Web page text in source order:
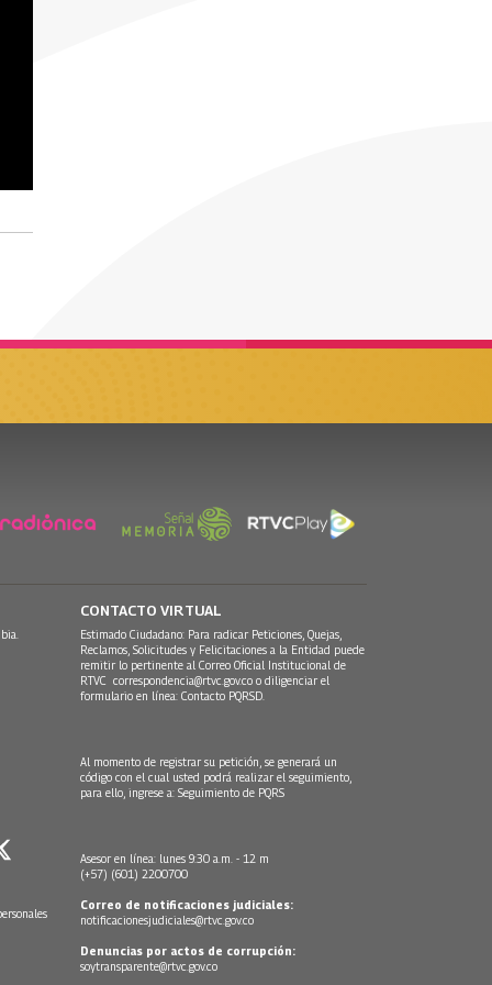
CONTACTO VIRTUAL
Estimado Ciudadano: Para radicar Peticiones, Quejas,
Reclamos, Solicitudes y Felicitaciones a la Entidad puede
remitir lo pertinente al Correo Oficial Institucional de
RTVC correspondencia@rtvc.gov.co o diligenciar el
formulario en línea: Contacto PQRSD.
Al momento de registrar su petición, se generará un
código con el cual usted podrá realizar el seguimiento,
para ello, ingrese a: Seguimiento de PQRS
Asesor en línea: lunes 9:30 a.m. - 12 m
(+57) (601) 2200700
Correo de notificaciones judiciales:
notificacionesjudiciales@rtvc.gov.co
Denuncias por actos de corrupción:
soytransparente@rtvc.gov.co